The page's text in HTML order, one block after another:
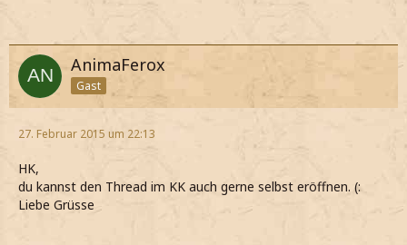
AnimaFerox
Gast
27. Februar 2015 um 22:13
HK,
du kannst den Thread im KK auch gerne selbst eröffnen. (:
Liebe Grüsse